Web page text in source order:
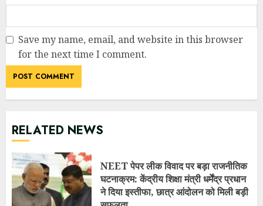
NEET पेपर लीक विवाद पर बड़ा राजनीतिक
घटनाक्रम: केंद्रीय शिक्षा मंत्री धर्मेंद्र प्रधान
ने दिया इस्तीफा, छात्र आंदोलन को मिली बड़ी
7 दिन में पलटा फैसला! उत्तराखंड में 34
अधिशासी अधिकारियों के तबादला आदेश
JULY 25, 2026